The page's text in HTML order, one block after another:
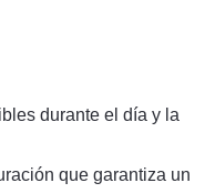
durante el día y la
que garantiza un